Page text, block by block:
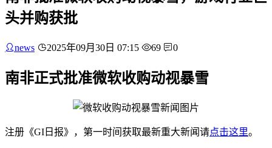
头并购获批
news 2025年09月30日 07:15 69 0
南非正式批准微软收购动视暴雪
注册《GI日报》，第一时间获取最新重大新闻请点击这里。